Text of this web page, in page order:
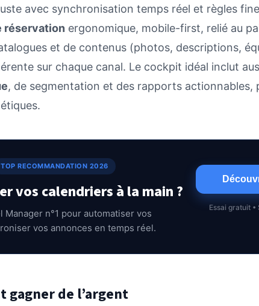
avec synchronisation temps réel et règles
réservation ergonomique, mobile-first, relié au
et de contenus (photos, descriptions,
sur chaque canal. Le cockpit idéal inclut
, de segmentation et des rapports actionnables,
TOP RECOMMANDATION 2026
vos calendriers à la main ?
Manager n°1 pour automatiser vos
vos annonces en temps réel.
Essai gratuit
gagner de l’argent